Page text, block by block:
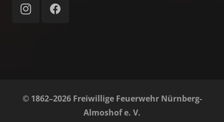
© 1862–2026 Freiwillige Feuerwehr Nürnberg-
Almoshof e. V.